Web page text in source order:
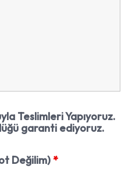
Teslimleri Yapıyoruz.
garanti ediyoruz.
Değilim)*